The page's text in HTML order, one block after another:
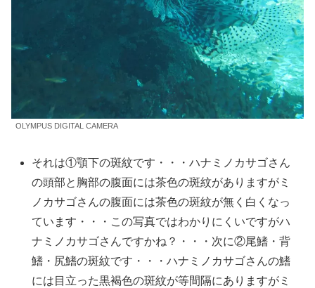
OLYMPUS DIGITAL CAMERA
それは①顎下の斑紋です・・・ハナミノカサゴさん
の頭部と胸部の腹面には茶色の斑紋がありますがミ
ノカサゴさんの腹面には茶色の斑紋が無く白くなっ
ています・・・この写真ではわかりにくいですがハ
ナミノカサゴさんですかね？・・・次に②尾鰭・背
鰭・尻鰭の斑紋です・・・ハナミノカサゴさんの鰭
には目立った黒褐色の斑紋が等間隔にありますがミ